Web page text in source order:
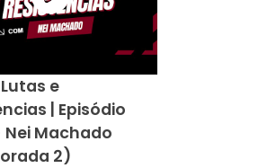
e
| Episódio
Machado
2)